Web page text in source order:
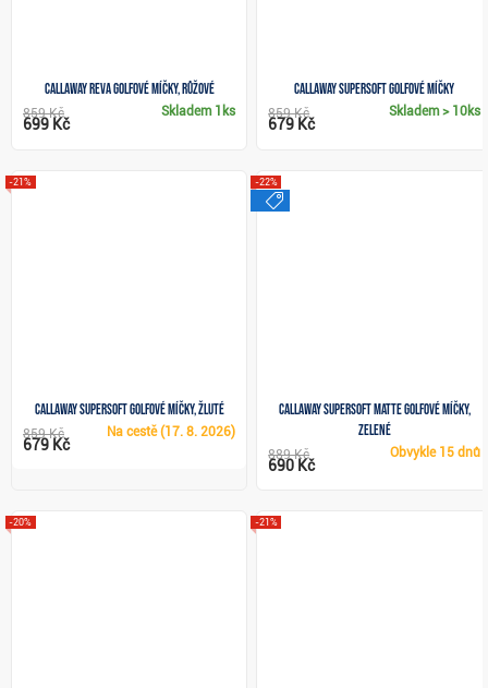
Callaway REVA golfové míčky, růžové
Skladem 1ks
859 Kč
699 Kč
Callaway Supersoft golfové míčky
Skladem> 10ks
859 Kč
679 Kč
Callaway Supersoft golfové míčky, žluté
-21%
Na cestě(17. 8. 2026)
859 Kč
679 Kč
Callaway Supersoft Matte golfové míčky,
zelené
-22%
Obvykle 15 dnů
889 Kč
690 Kč
-20% -21%